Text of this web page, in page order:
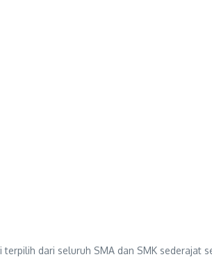
dari seluruh SMA dan SMK